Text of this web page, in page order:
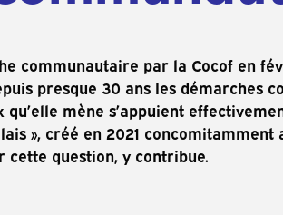
communautaire par la Cocof en
presque 30 ans les démarches
mène s’appuient
», créé en 2021
cette question, y contribue.